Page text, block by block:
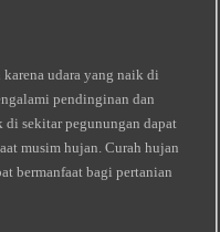
udara yang naik di
pendinginan dan
di sekitar pegunungan dapat
musim hujan. Curah hujan
bermanfaat bagi pertanian